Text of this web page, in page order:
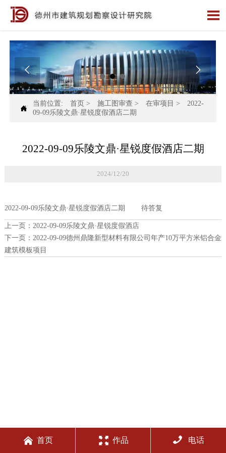

 

当前位置: 首页 > 施工图审查 > 在审项目 >
2022-
09-09乐陵文鼎·星锐度假酒店二期
2022-09-09乐陵文鼎·星锐度假酒店二期
2024/12/20
2022-09-09乐陵文鼎·星锐度假酒店二期 待答复
上一页： 2022-09-09乐陵文鼎·星锐度假酒店
下一页： 2022-09-09德州鼎隆新型材料有限公司年产10万平方米铝合金
建筑模板项目
 首页  作品  电话